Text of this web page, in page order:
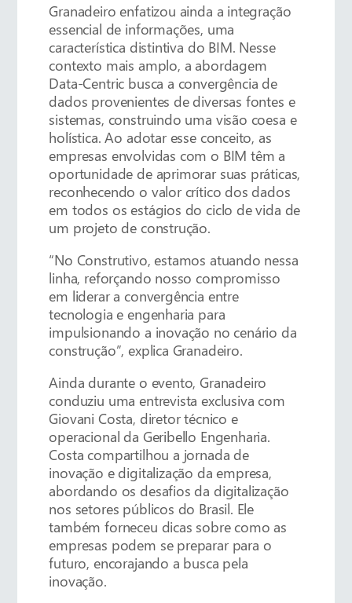
Granadeiro enfatizou ainda a integração
essencial de informações, uma
característica distintiva do BIM. Nesse
contexto mais amplo, a abordagem
Data-Centric busca a convergência de
dados provenientes de diversas fontes e
sistemas, construindo uma visão coesa e
holística. Ao adotar esse conceito, as
empresas envolvidas com o BIM têm a
oportunidade de aprimorar suas práticas,
reconhecendo o valor crítico dos dados
em todos os estágios do ciclo de vida de
um projeto de construção.
“No Construtivo, estamos atuando nessa
linha, reforçando nosso compromisso
em liderar a convergência entre
tecnologia e engenharia para
impulsionando a inovação no cenário da
construção”, explica Granadeiro.
Ainda durante o evento, Granadeiro
conduziu uma entrevista exclusiva com
Giovani Costa, diretor técnico e
operacional da Geribello Engenharia.
Costa compartilhou a jornada de
inovação e digitalização da empresa,
abordando os desafios da digitalização
nos setores públicos do Brasil. Ele
também forneceu dicas sobre como as
empresas podem se preparar para o
futuro, encorajando a busca pela
inovação.